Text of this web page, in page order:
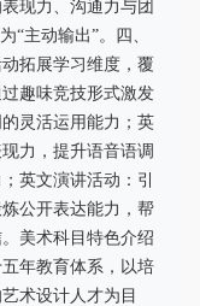
现力、沟通力与团
“主动输出”。四、
拓展学习维度，覆
趣味竞技形式激发
灵活运用能力；英
力，提升语音语调
英文演讲活动：引
公开表达能力，帮
美术科目特色介绍
年教育体系，以培
术设计人才为目